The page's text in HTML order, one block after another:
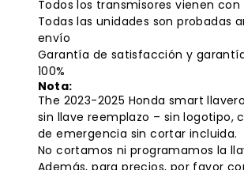
Todos los transmisores vienen
Todas las unidades son probadas
envío
Garantía de satisfacción y
100%
Nota:
The 2023-2025 Honda smart
sin llave reemplazo – sin logotipo,
de emergencia sin cortar incluida.
No cortamos ni programamos la
Además, para precios, por favor